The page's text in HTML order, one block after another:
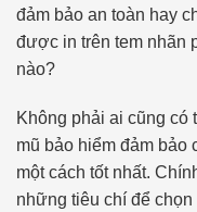
đảm bảo an toàn hay
được in trên tem nhãn
nào?
Không phải ai cũng có
mũ bảo hiểm đảm bảo
một cách tốt nhất.
những tiêu chí để chọn